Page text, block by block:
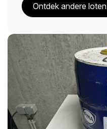
Ontdek andere loten